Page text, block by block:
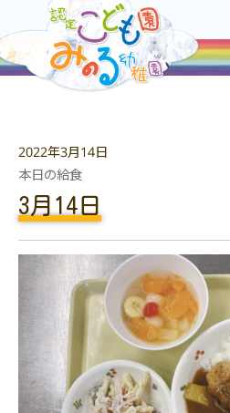
2022年3月14日
本日の給食
3月14日